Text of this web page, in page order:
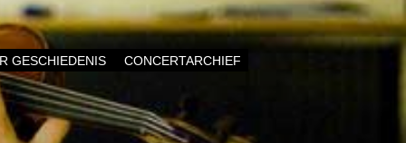
GESCHIEDENIS CONCERTARCHIEF